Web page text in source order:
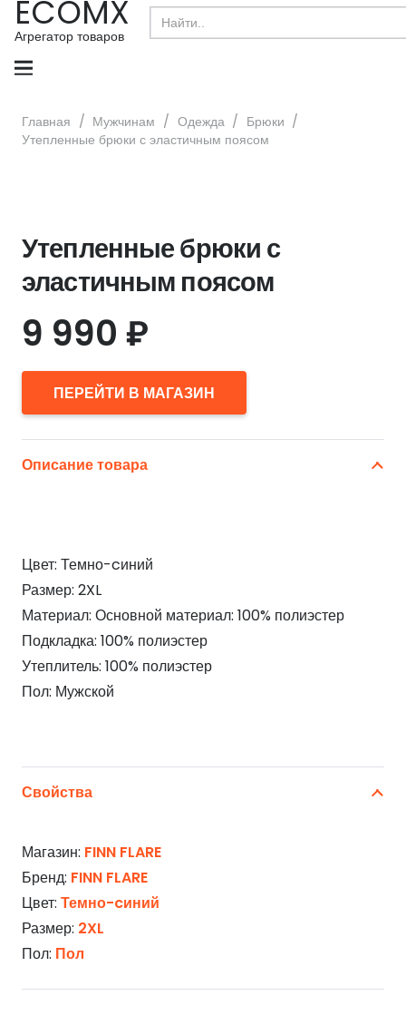
ECOMX
Агрегатор товаров
Search
for:
Главная / Мужчинам / Одежда / Брюки /
Утепленные брюки с эластичным поясом
Утепленные брюки с
эластичным поясом
9 990 ₽
ПЕРЕЙТИ В МАГАЗИН
Описание товара
Цвет: Темно-cиний
Размер: 2XL
Материал: Основной материал: 100% полиэстер
Подкладка: 100% полиэстер
Утеплитель: 100% полиэстер
Пол: Мужской
Свойства
Магазин: FINN FLARE
Бренд: FINN FLARE
Цвет: Темно-cиний
Размер: 2XL
Пол: Пол